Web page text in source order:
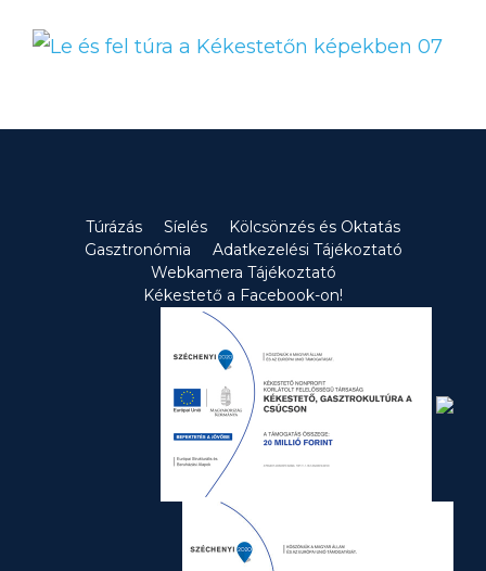
Túrázás Síelés
Kölcsönzés és Oktatás
Gasztronómia
Adatkezelési Tájékoztató
Webkamera Tájékoztató
Kékestető a Facebook-on!